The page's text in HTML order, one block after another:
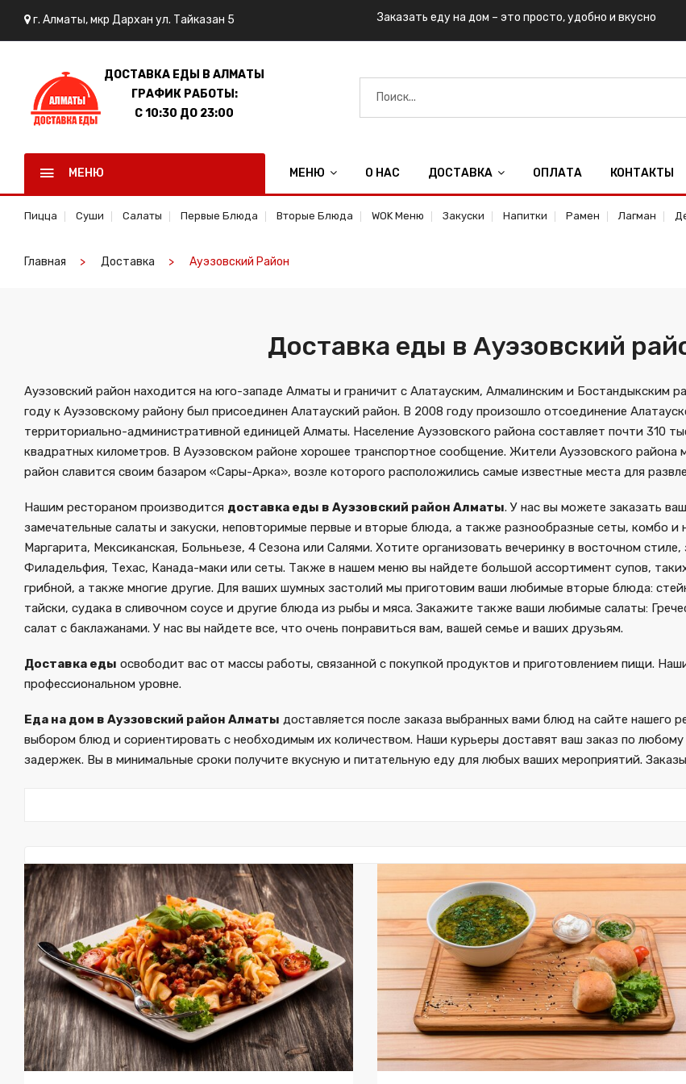
г. Алматы, мкр Дархан ул. Тайказан 5 Заказать еду на дом – это просто, удобно и вкусно
ДОСТАВКА ЕДЫ В АЛМАТЫ
ГРАФИК РАБОТЫ:
C 10:30 ДО 23:00
МЕНЮ МЕНЮ О НАС ДОСТАВКА ОПЛАТА КОНТАКТЫ
Пицца Суши Салаты Первые Блюда Вторые Блюда WOK Меню Закуски Напитки Рамен Лагман
Главная Доставка Ауэзовский Район
Доставка еды в Ауэзовский
Ауэзовский район находится на юго-западе Алматы и граничит с Алатауским, Алмалинским и Бостандыкским
году к Ауэзовскому району был присоединен Алатауский район. В 2008 году произошло отсоединение
территориально-административной единицей Алматы. Население Ауэзовского района составляет почти 310
квадратных километров. В Ауэзовском районе хорошее транспортное сообщение. Жители Ауэзовского района
район славится своим базаром «Сары-Арка», возле которого расположились самые известные места для
Нашим рестораном производится доставка еды в Ауэзовский район Алматы. У нас вы можете заказать
замечательные салаты и закуски, неповторимые первые и вторые блюда, а также разнообразные сеты, комбо
Маргарита, Мексиканская, Больньезе, 4 Сезона или Салями. Хотите организовать вечеринку в восточном
Филадельфия, Техас, Канада-маки или сеты. Также в нашем меню вы найдете большой ассортимент супов,
грибной, а также многие другие. Для ваших шумных застолий мы приготовим ваши любимые вторые блюда:
тайски, судака в сливочном соусе и другие блюда из рыбы и мяса. Закажите также ваши любимые салаты:
салат с баклажанами. У нас вы найдете все, что очень понравиться вам, вашей семье и ваших друзьям.
Доставка еды освободит вас от массы работы, связанной с покупкой продуктов и приготовлением пищи.
профессиональном уровне.
Еда на дом в Ауэзовский район Алматы доставляется после заказа выбранных вами блюд на сайте нашего
выбором блюд и сориентировать с необходимым их количеством. Наши курьеры доставят ваш заказ по
задержек. Вы в минимальные сроки получите вкусную и питательную еду для любых ваших мероприятий.